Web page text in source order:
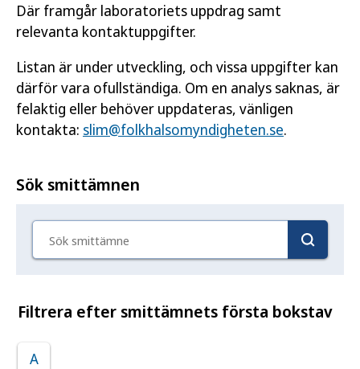
Där framgår laboratoriets uppdrag samt
relevanta kontaktuppgifter.
Listan är under utveckling, och vissa uppgifter kan
därför vara ofullständiga. Om en analys saknas, är
felaktig eller behöver uppdateras, vänligen
kontakta: slim@folkhalsomyndigheten.se.
Sök smittämnen
Filtrera efter smittämnets första bokstav
A